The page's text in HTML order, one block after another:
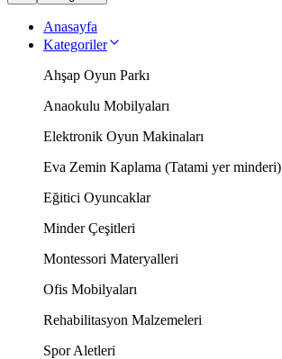
Anasayfa
Kategoriler
Ahşap Oyun Parkı
Anaokulu Mobilyaları
Elektronik Oyun Makinaları
Eva Zemin Kaplama (Tatami yer minderi)
Eğitici Oyuncaklar
Minder Çeşitleri
Montessori Materyalleri
Ofis Mobilyaları
Rehabilitasyon Malzemeleri
Spor Aletleri